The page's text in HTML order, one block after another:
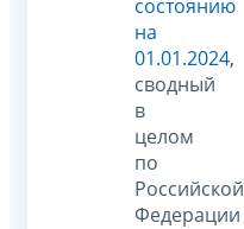
состоянию
на
01.01.2024,
сводный
в
целом
по
Российской
Федерации